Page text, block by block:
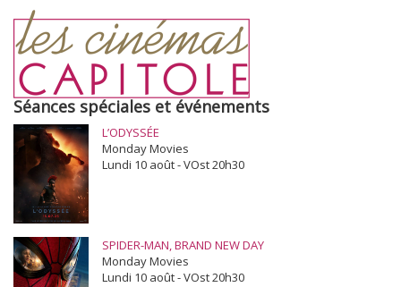
Séances spéciales et événements
L’ODYSSÉE
Monday Movies
Lundi 10 août - VOst 20h30
SPIDER-MAN, BRAND NEW DAY
Monday Movies
Lundi 10 août - VOst 20h30